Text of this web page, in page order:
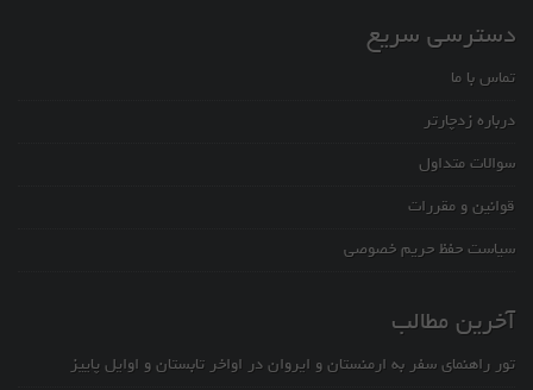
دسترسی سریع
تماس با ما
درباره زدچارتر
سوالات متداول
قوانین و مقررات
سیاست حفظ حریم خصوصی
آخرین مطالب
تور راهنمای سفر به ارمنستان و ایروان در اواخر تابستان و اوایل پاییز